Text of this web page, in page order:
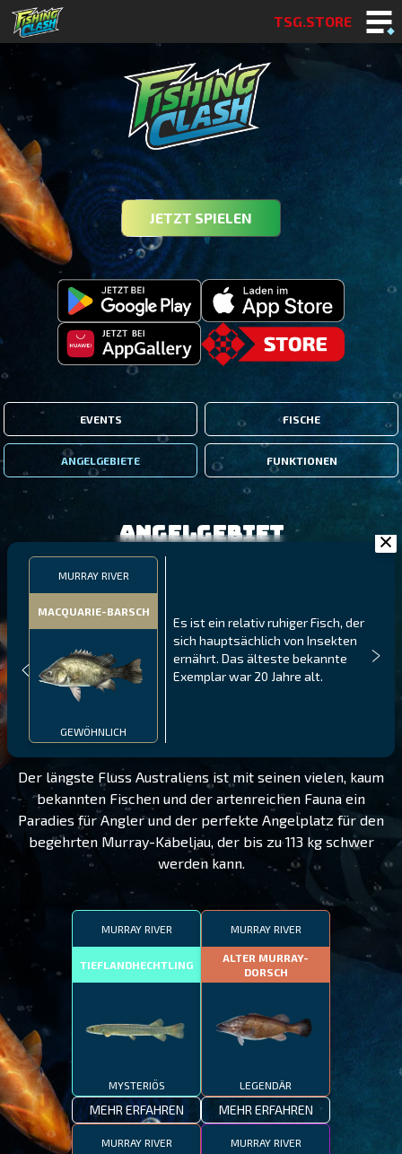
TSG.STORE
JETZT SPIELEN
EVENTS FISCHE
ANGELGEBIETE FUNKTIONEN
MURRAY RIVER
MACQUARIE-BARSCH
GEWÖHNLICH
Es ist ein relativ ruhiger Fisch, der
sich hauptsächlich von Insekten
ernährt. Das älteste bekannte
Exemplar war 20 Jahre alt.
Angelgebiet
Der längste Fluss Australiens ist mit seinen vielen, kaum
bekannten Fischen und der artenreichen Fauna ein
Paradies für Angler und der perfekte Angelplatz für den
begehrten Murray-Kabeljau, der bis zu 113 kg schwer
werden kann.
MURRAY RIVER
TIEFLANDHECHTLING
MYSTERIÖS
MEHR ERFAHREN
MURRAY RIVER
ALTER MURRAY-
DORSCH
LEGENDÄR
MEHR ERFAHREN
MURRAY RIVER MURRAY RIVER